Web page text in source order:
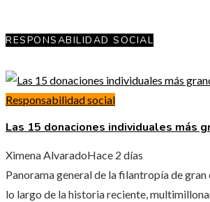
RESPONSABILIDAD SOCIAL
Responsabilidad social
Las 15 donaciones individuales más
Ximena AlvaradoHace 2 días
Panorama general de la filantropía de
lo largo de la historia reciente,